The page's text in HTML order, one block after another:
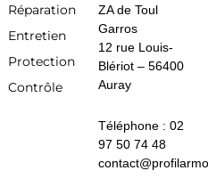
Réparation
Entretien
Protection
Contrôle
ZA de Toul
Garros
12 rue Louis-
Blériot – 56400
Auray
Téléphone : 02
97 50 74 48